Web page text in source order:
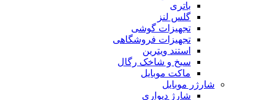
باتری
گلس لنز
تجهیزات گوشی
تجهیزات فروشگاهی
استند ویترین
سیخ و شاخک رگال
ماکت موبایل
شارژر موبایل
شارژ دیواری